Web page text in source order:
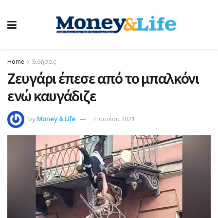
Home Ειδήσεις
Ζευγάρι έπεσε από το μπαλκόνι
ενώ καυγάδιζε
byMoney & Life 7 Ιουνίου 2021